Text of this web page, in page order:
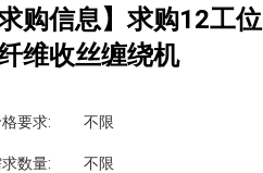
求购信息】求购12工位
维收丝缠绕机
要求: 不限
数量: 不限